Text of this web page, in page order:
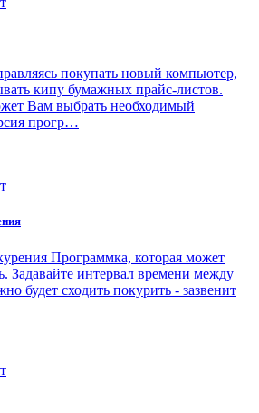
покупать новый компьютер,
кипу бумажных прайс-листов.
Вам выбрать необходимый
прогр…
Программка, которая может
Задавайте интервал времени между
будет сходить покурить - зазвенит